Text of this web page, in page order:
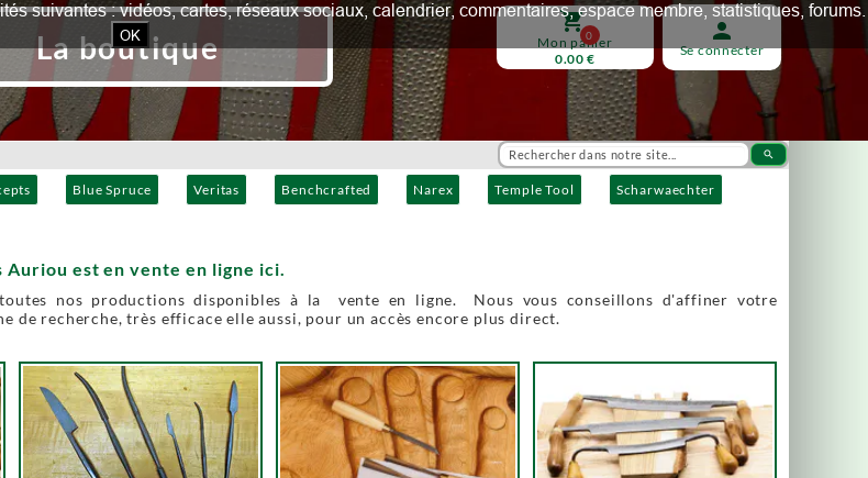
search
Blue Spruce Veritas Benchcrafted Narex Temple Tool
Scharwaechter
person
Se connecter
shopping_cart
0
Mon panier
0.00 €
La boutique
Auriou est en vente en ligne ici.
toutes nos productions disponibles à la vente en ligne. Nous vous conseillons d'affiner votre
de recherche, très efficace elle aussi, pour un accès encore plus direct.
suivantes : vidéos, cartes, réseaux sociaux, calendrier, commentaires, espace membre, statistiques, forums.
OK